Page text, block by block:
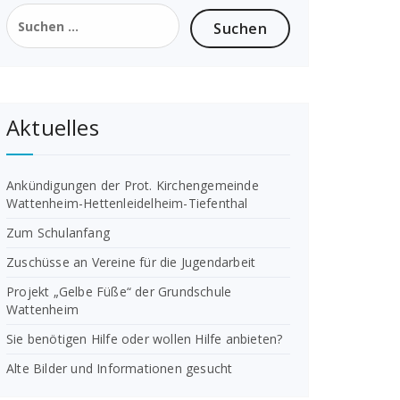
Suchen
nach:
Aktuelles
Ankündigungen der Prot. Kirchengemeinde
Wattenheim-Hettenleidelheim-Tiefenthal
Zum Schulanfang
Zuschüsse an Vereine für die Jugendarbeit
Projekt „Gelbe Füße“ der Grundschule
Wattenheim
Sie benötigen Hilfe oder wollen Hilfe anbieten?
Alte Bilder und Informationen gesucht